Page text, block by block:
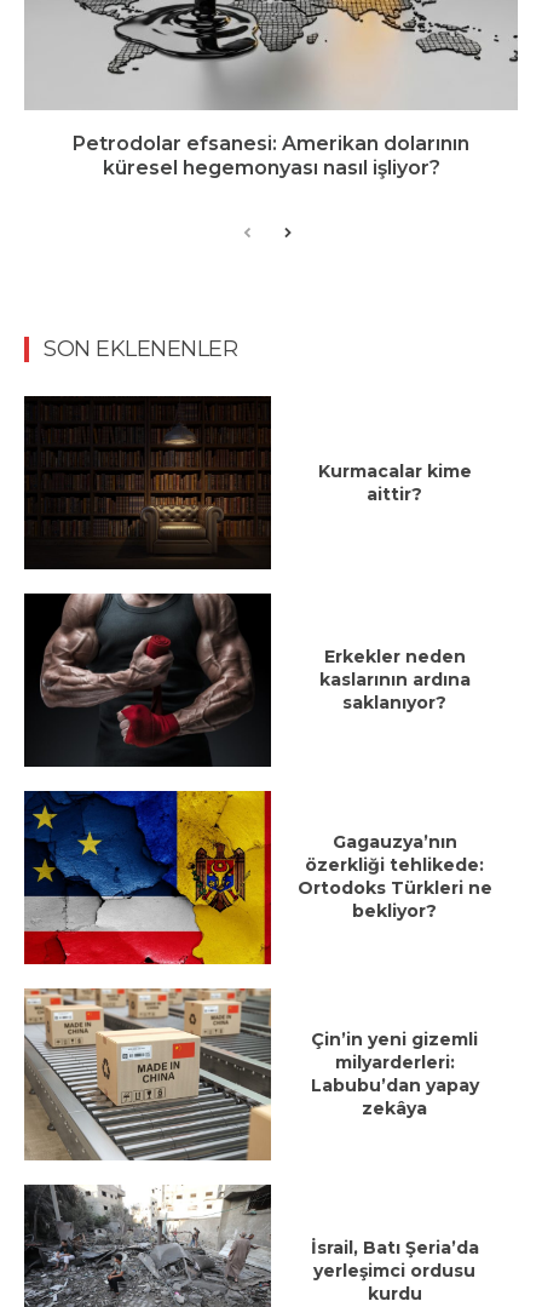
Petrodolar efsanesi: Amerikan dolarının
küresel hegemonyası nasıl işliyor?
SON EKLENENLER
Kurmacalar kime
aittir?
Erkekler neden
kaslarının ardına
saklanıyor?
Gagauzya’nın
özerkliği tehlikede:
Ortodoks Türkleri ne
bekliyor?
Çin’in yeni gizemli
milyarderleri:
Labubu’dan yapay
zekâya
İsrail, Batı Şeria’da
yerleşimci ordusu
kurdu